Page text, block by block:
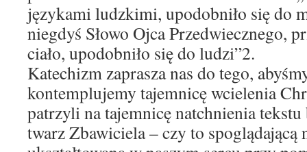
językami ludzkimi, upodobniło się do
niegdyś Słowo Ojca Przedwiecznego,
ciało, upodobniło się do ludzi”2.
Katechizm zaprasza nas do tego,
kontemplujemy tajemnicę wcielenia
patrzyli na tajemnicę natchnienia
twarz Zbawiciela – czy to spoglądającą